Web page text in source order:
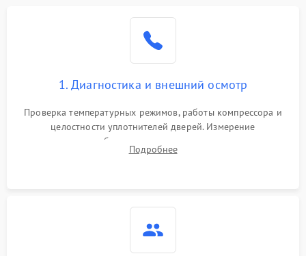
работе
2000 ₽ Подробнее →
1000 ₽
1800 ₽
1. Диагностика и внешний осмотр
Проверка температурных режимов, работы компрессора и
целостности уплотнителей дверей. Измерение
сопротивления обмоток мотора, проверка термостата и
считывание кодов ошибок с электронного дисплея.
Подробнее